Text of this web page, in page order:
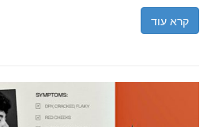
קרא עוד